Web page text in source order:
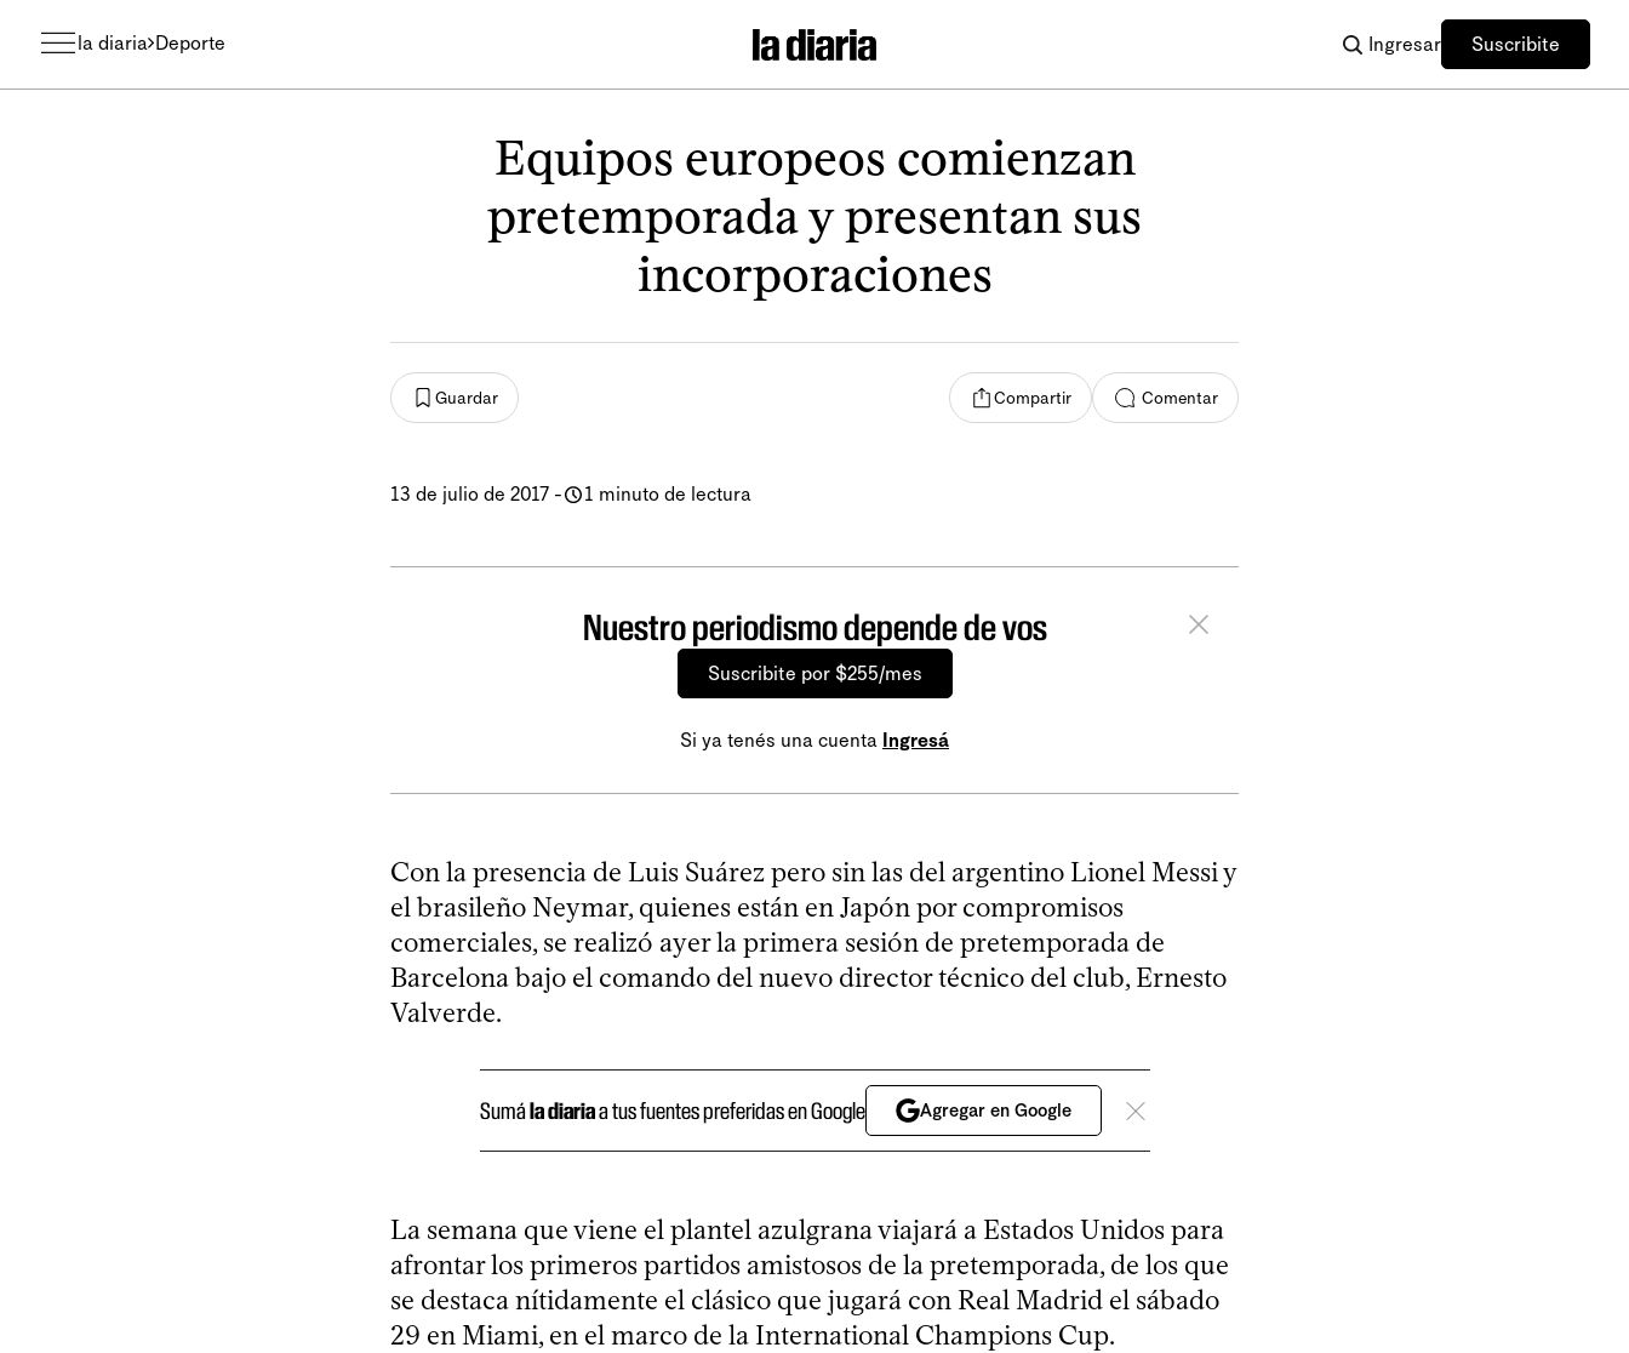
la diaria Deporte Ingresar Suscribite
Equipos europeos comienzan
pretemporada y presentan sus
incorporaciones
Guardar Compartir Comentar
13 de julio de 2017 - 1 minuto de lectura
Nuestro periodismo depende de vos
Suscribite por $255/mes
Si ya tenés una cuenta Ingresá
Con la presencia de Luis Suárez pero sin las del argentino Lionel Messi y
el brasileño Neymar, quienes están en Japón por compromisos
comerciales, se realizó ayer la primera sesión de pretemporada de
Barcelona bajo el comando del nuevo director técnico del club, Ernesto
Valverde.
Sumála diariaa tus fuentes preferidas en Google Agregar en Google
La semana que viene el plantel azulgrana viajará a Estados Unidos para
afrontar los primeros partidos amistosos de la pretemporada, de los que
se destaca nítidamente el clásico que jugará con Real Madrid el sábado
29 en Miami, en el marco de la International Champions Cup.